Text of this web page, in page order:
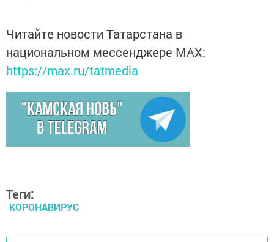
Читайте новости Татарстана в
национальном мессенджере MАХ:
https://max.ru/tatmedia
Теги:
КОРОНАВИРУС